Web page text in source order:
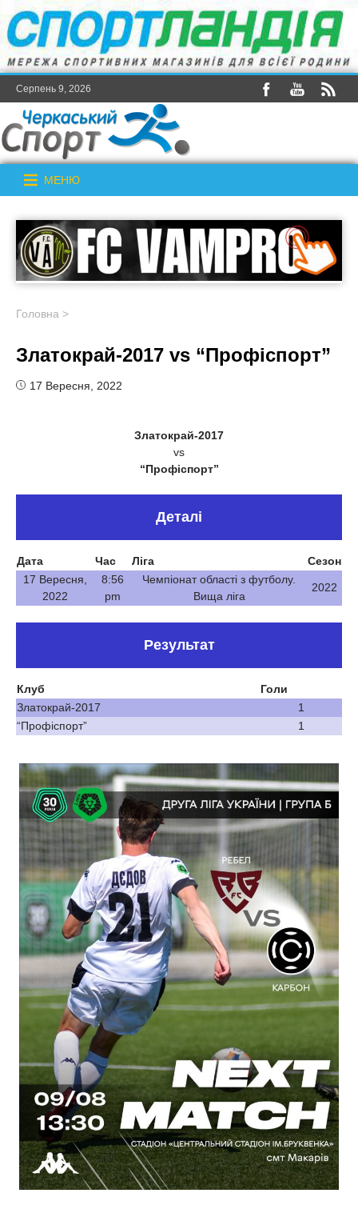
Серпень 9, 2026
МЕНЮ
Головна >
Златокрай-2017 vs “Профіспорт”
17 Вересня, 2022
Златокрай-2017
vs
“Профіспорт”
Деталі
Дата Час Ліга
Сезон
17 Вересня,
2022
8:56
pm
Чемпіонат області з футболу.
Вища ліга
2022
Результат
Клуб
Голи
Златокрай-2017
1
“Профіспорт”
1